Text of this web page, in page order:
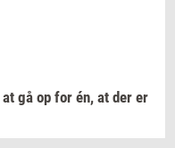
at gå op for én, at der er